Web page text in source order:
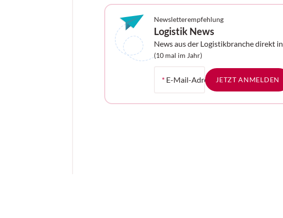
Newsletterempfehlung
Logistik News
News aus der Logistikbranche direkt in
Ihrem Postfach
(10 mal im Jahr)
* E-Mail-AdresseJETZT ANMELDEN